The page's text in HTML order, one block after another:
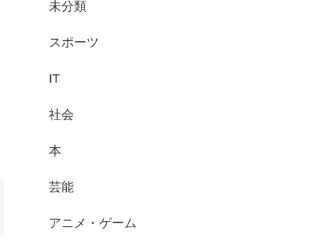
未分類
スポーツ
IT
社会
本
芸能
アニメ・ゲーム